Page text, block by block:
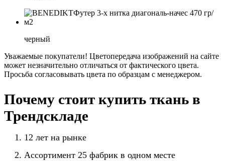
черный
Уважаемые покупатели! Цветопередача изображений на сайте
может незначительно отличаться от фактического цвета.
Просьба согласовывать цвета по образцам с менеджером.
Почему стоит купить ткань в
Трендскладе
12 лет на рынке
Ассортимент 25 фабрик в одном месте